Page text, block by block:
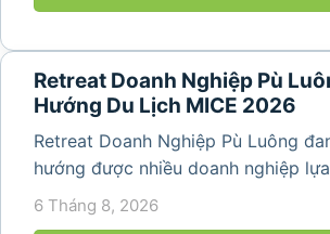
Retreat Doanh Nghiệp Pù
Hướng Du Lịch MICE 2026
Retreat Doanh Nghiệp Pù Luông
hướng được nhiều doanh nghiệp
năm 2026 khi nhu cầu kết hợp nghỉ
6 Tháng 8, 2026